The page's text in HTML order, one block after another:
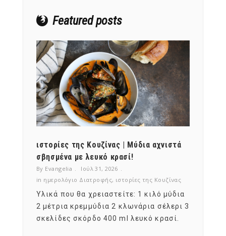
Featured posts
ιστορίες της Κουζίνας | Μύδια αχνιστά
σβησμένα με λευκό κρασί!
By Evangelia
Ιούλ 31, 2026
in ημερολόγιο Διατροφής, ιστορίες της Κουζίνας
Υλικά που θα χρειαστείτε: 1 κιλό μύδια
2 μέτρια κρεμμύδια 2 κλωνάρια σέλερι 3
σκελίδες σκόρδο 400 ml λευκό κρασί.